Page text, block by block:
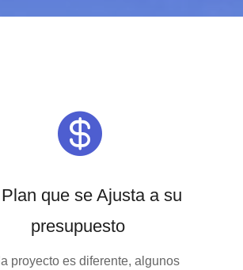

que se Ajusta a su
presupuesto
proyecto es diferente, algunos